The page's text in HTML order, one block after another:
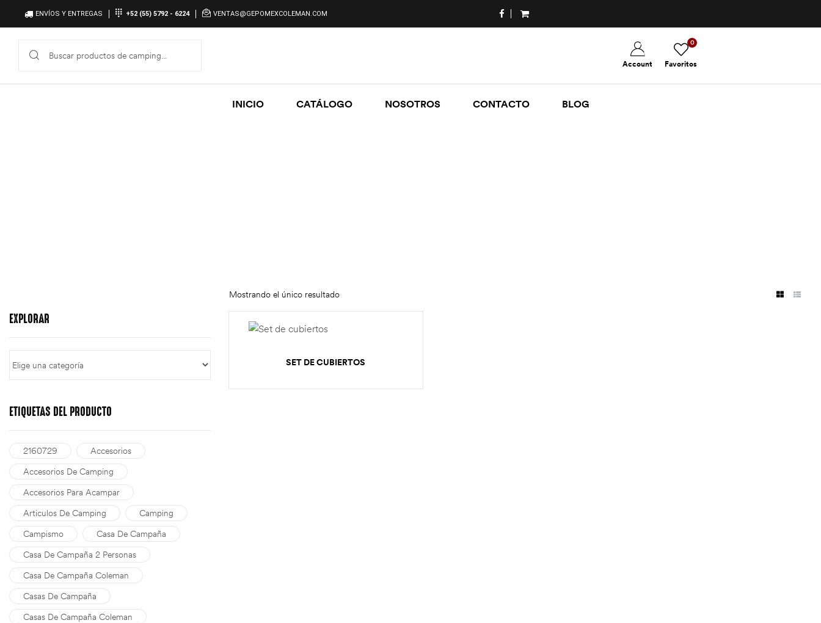
ENVÍOS Y ENTREGAS +52 (55) 5792 - 6224 VENTAS@GEPOMEXCOLEMAN.COM
Favoritos
0
Account
INICIO CATÁLOGO NOSOTROS CONTACTO BLOG
Mostrando el único resultado
SET DE CUBIERTOS
EXPLORAR
ETIQUETAS DEL PRODUCTO
2160729
Accesorios
Accesorios De Camping
Accesorios Para Acampar
Articulos De Camping
Camping
Campismo
Casa De Campaña
Casa De Campaña 2 Personas
Casa De Campaña Coleman
Casas De Campaña
Casas De Campaña Coleman